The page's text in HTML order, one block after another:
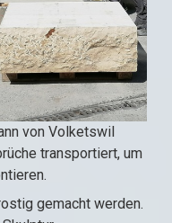
von Volketswil
transportiert, um
gemacht werden.